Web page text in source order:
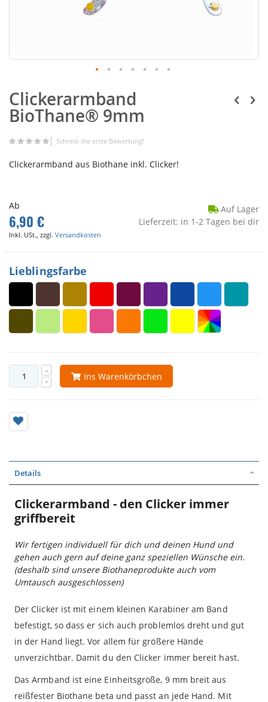
Clickerarmband
BioThane® 9mm
Schreib die erste Bewertung!
Clickerarmband aus Biothane inkl. Clicker!
Ab
6,90 €
Inkl. USt., zzgl. Versandkosten
Auf Lager
Lieferzeit: in 1-2 Tagen bei dir
Lieblingsfarbe
Ins Warenkörbchen
Details
Clickerarmband - den Clicker immer
griffbereit
Wir fertigen individuell für dich und deinen Hund und
gehen auch gern auf deine ganz speziellen Wünsche ein.
(deshalb sind unsere Biothaneprodukte auch vom
Umtausch ausgeschlossen)
Der Clicker ist mit einem kleinen Karabiner am Band
befestigt, so dass er sich auch problemlos dreht und gut
in der Hand liegt. Vor allem für größere Hände
unverzichtbar. Damit du den Clicker immer bereit hast.
Das Armband ist eine Einheitsgröße, 9 mm breit aus
reißfester Biothane beta und passt an jede Hand. Mit